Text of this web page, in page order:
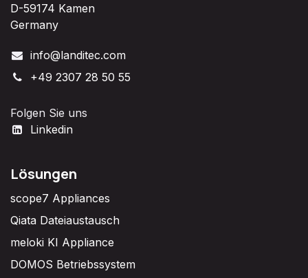
D-59174 Kamen
Germany
info@landitec.com
+49 2307 28 50 55
Folgen Sie uns
Linkedin
Lösungen
scope7 Appliances
Qiata Dateiaustausch
meloki KI Appliance
DOMOS Betriebssystem